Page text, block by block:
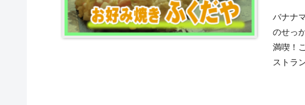
バナナ
のせっ
満喫！
ストラ
家製マ